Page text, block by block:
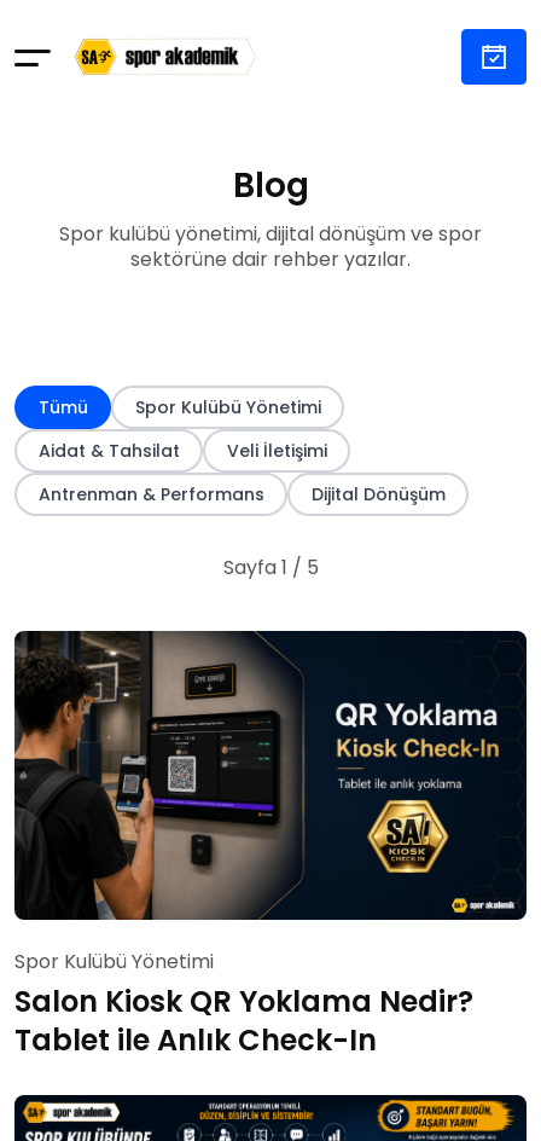
Blog
Spor kulübü yönetimi, dijital dönüşüm ve spor
sektörüne dair rehber yazılar.
Tümü
Spor Kulübü Yönetimi
Aidat & Tahsilat
Veli İletişimi
Antrenman & Performans
Dijital Dönüşüm
Sayfa 1 / 5
Spor Kulübü Yönetimi
Salon Kiosk QR Yoklama Nedir?
Tablet ile Anlık Check-In